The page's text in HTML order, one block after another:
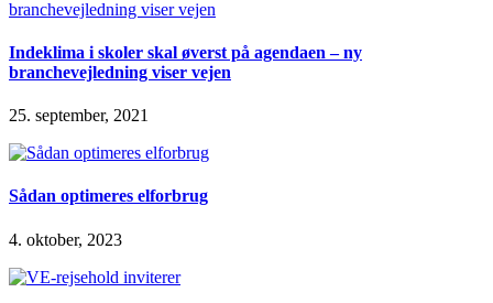
Indeklima i skoler skal øverst på agendaen – ny
branchevejledning viser vejen
25. september, 2021
Sådan optimeres elforbrug
4. oktober, 2023